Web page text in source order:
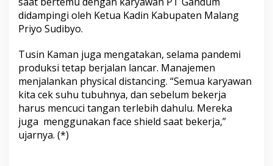
didampingi oleh Ketua Kadin Kabupaten Malang
Priyo Sudibyo.
Tusin Kaman juga mengatakan, selama pandemi
produksi tetap berjalan lancar. Manajemen
menjalankan physical distancing. “Semua karyawan
kita cek suhu tubuhnya, dan sebelum bekerja
harus mencuci tangan terlebih dahulu. Mereka
juga menggunakan face shield saat bekerja,”
ujarnya. (*)